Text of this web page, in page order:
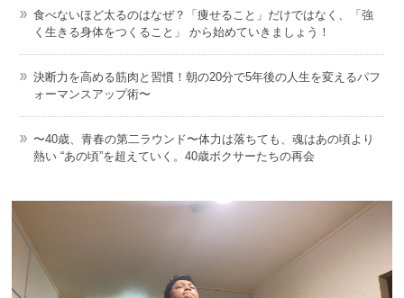
食べないほど太るのはなぜ？「痩せること」だけではなく、「強
く生きる身体をつくること」 から始めていきましょう！
決断力を高める筋肉と習慣！朝の20分で5年後の人生を変えるパフ
ォーマンスアップ術〜
〜40歳、青春の第二ラウンド〜体力は落ちても、魂はあの頃より
熱い “あの頃”を超えていく。40歳ボクサーたちの再会